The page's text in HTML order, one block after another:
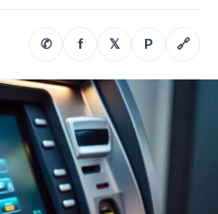
✆ f 𝕏 P 🔗